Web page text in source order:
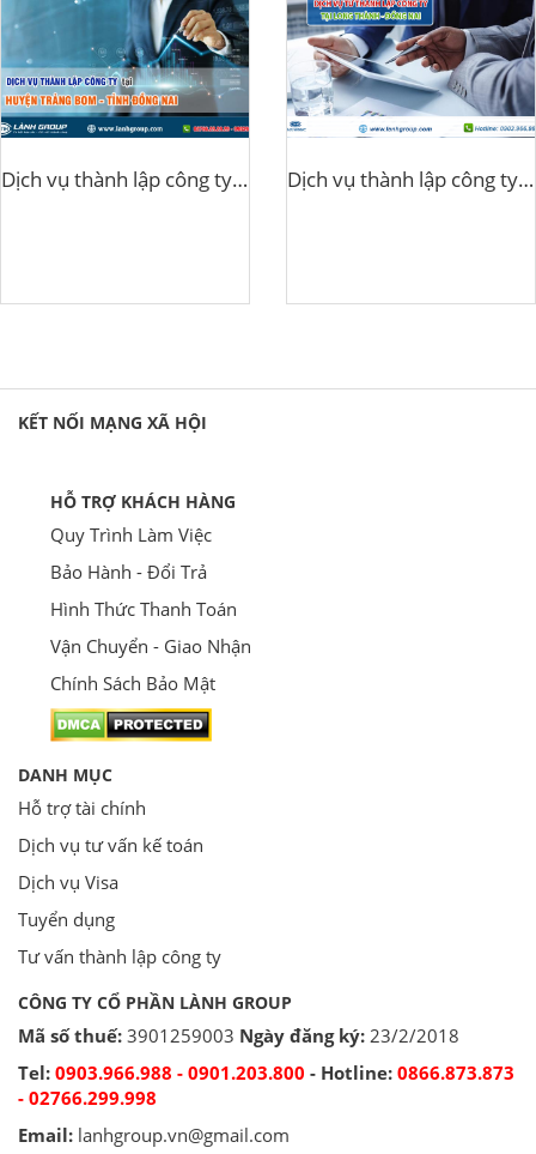
Dịch vụ thành lập công ty tại Trảng Bom, Đồng Nai Dịch vụ thành lập công ty tại Long Thành Đồng Nai
KẾT NỐI MẠNG XÃ HỘI
HỖ TRỢ KHÁCH HÀNG
Quy Trình Làm Việc
Bảo Hành - Đổi Trả
Hình Thức Thanh Toán
Vận Chuyển - Giao Nhận
Chính Sách Bảo Mật
DANH MỤC
Hỗ trợ tài chính
Dịch vụ tư vấn kế toán
Dịch vụ Visa
Tuyển dụng
Tư vấn thành lập công ty
CÔNG TY CỔ PHẦN LÀNH GROUP
Mã số thuế: 3901259003 Ngày đăng ký: 23/2/2018
Tel: 0903.966.988 - 0901.203.800 - Hotline: 0866.873.873
- 02766.299.998
Email: lanhgroup.vn@gmail.com